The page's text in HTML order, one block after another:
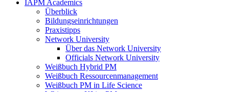
IAPM Academics
Überblick
Bildungseinrichtungen
Praxistipps
Network University
Über das Network University
Officials Network University
Weißbuch Hybrid PM
Weißbuch Ressourcenmanagement
Weißbuch PM in Life Science